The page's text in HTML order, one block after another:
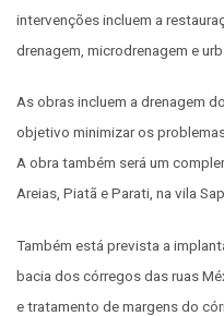
intervenções incluem a
drenagem, microdrenagem e
As obras incluem a drenagem
objetivo minimizar os
A obra também será um
Areias, Piatã e Parati, na vila
Também está prevista a
bacia dos córregos das ruas
e tratamento de margens do